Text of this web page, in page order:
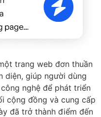
trang web đơn thuần
diện, giúp người dùng
nghệ để phát triển
cộng đồng và cung cấp
đã trở thành điểm đến